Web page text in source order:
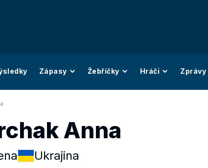
Zápasy Žebříčky Hráči Zprávy
Anna
Ukrajina